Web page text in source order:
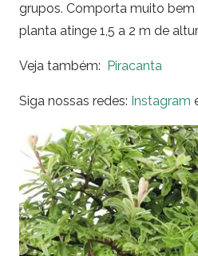
grupos. Comporta muito bem
planta atinge 1,5 a 2 m de
Veja também: Piracanta
Siga nossas redes: Instagram